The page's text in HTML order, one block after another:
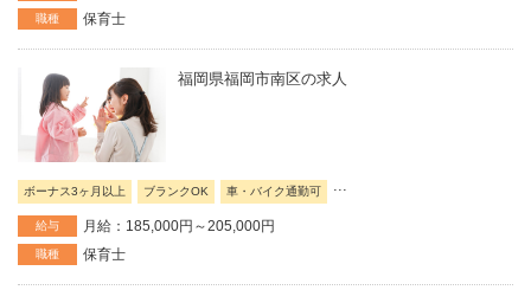
職種 保育士
福岡県福岡市南区の求人
ボーナス3ヶ月以上 ブランクOK 車・バイク通勤可 ...
給与 月給：185,000円～205,000円
職種 保育士